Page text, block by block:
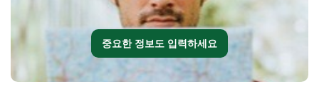
중요한 정보도 입력하세요